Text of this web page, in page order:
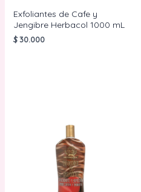
Exfoliantes de Cafe y
Jengibre Herbacol 1000 mL
$30.000